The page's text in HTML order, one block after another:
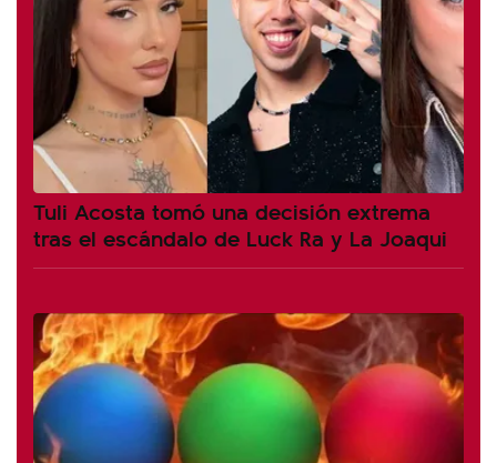
Tuli Acosta tomó una decisión extrema
tras el escándalo de Luck Ra y La Joaqui